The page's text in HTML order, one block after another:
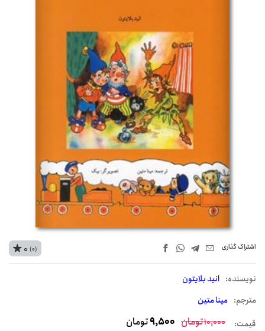
اشتراک‌ گذاری
نويسنده: انید بلایتون
مترجم: مینا متین
0 (0)
قیمت: 10,000تومان 9,500تومان